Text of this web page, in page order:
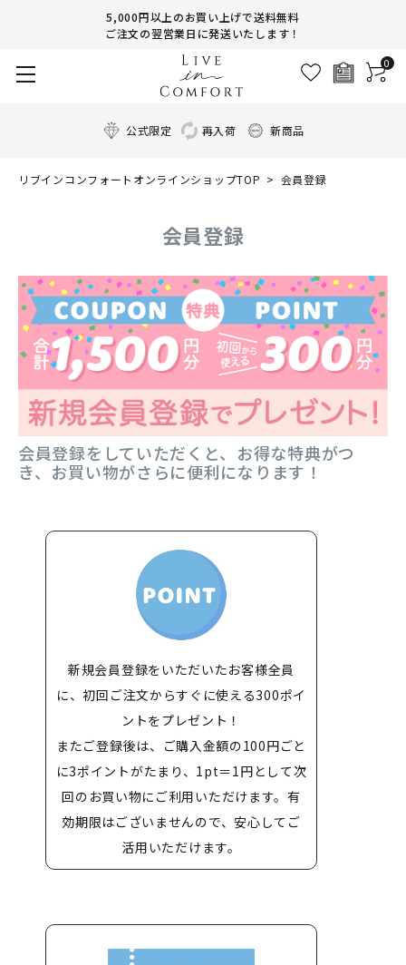
5,000円以上のお買い上げで送料無料
ご注文の翌営業日に発送いたします！
0
公式限定 再入荷 新商品
リブインコンフォートオンラインショップTOP 会員登録
会員登録
会員登録をしていただくと、お得な特典がつ
き、お買い物がさらに便利になります！
新規会員登録をいただいたお客様全員
に、初回ご注文からすぐに使える300ポイ
ントをプレゼント！
またご登録後は、ご購入金額の100円ごと
に3ポイントがたまり、1pt＝1円として次
回のお買い物にご利用いただけます。有
効期限はございませんので、安心してご
活用いただけます。